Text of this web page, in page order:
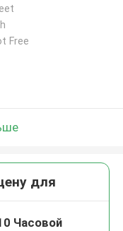
Free
для
Часовой